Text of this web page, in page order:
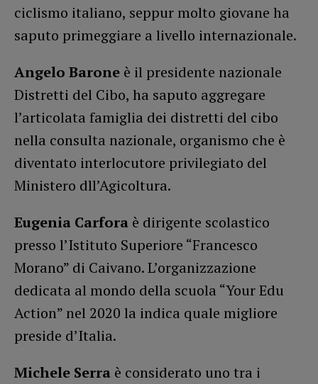
ciclismo italiano, seppur molto giovane ha
saputo primeggiare a livello internazionale.
Angelo Barone è il presidente nazionale
Distretti del Cibo, ha saputo aggregare
l’articolata famiglia dei distretti del cibo
nella consulta nazionale, organismo che è
diventato interlocutore privilegiato del
Ministero dll’Agicoltura.
Eugenia Carfora è dirigente scolastico
presso l’Istituto Superiore “Francesco
Morano” di Caivano. L’organizzazione
dedicata al mondo della scuola “Your Edu
Action” nel 2020 la indica quale migliore
preside d’Italia.
Michele Serra è considerato uno tra i